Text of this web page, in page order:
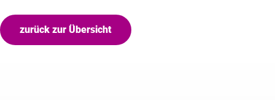
zurück zur Übersicht